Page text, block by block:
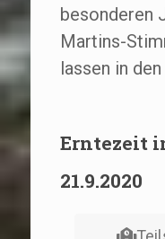
besonderen
Martins-
lassen in
Erntezeit
21.9.2020